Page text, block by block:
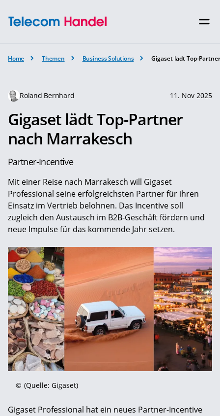
Home Themen Business Solutions Gigaset lädt Top-
Roland Bernhard 11. Nov 2025
Gigaset lädt Top-Partner
nach Marrakesch
Partner-Incentive
Mit einer Reise nach Marrakesch will Gigaset
Professional seine erfolgreichsten Partner für ihren
Einsatz im Vertrieb belohnen. Das Incentive soll
zugleich den Austausch im B2B-Geschäft fördern und
neue Impulse für das kommende Jahr setzen.
© (Quelle: Gigaset)
Gigaset Professional hat ein neues Partner-Incentive